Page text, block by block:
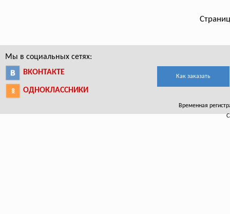
Мы в социальных сетях:
ВКОНТАКТЕ
ОДНОКЛАССНИКИ
Как заказать
Временная